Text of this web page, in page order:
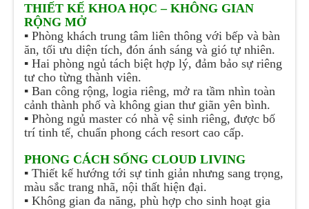
THIẾT KẾ KHOA HỌC – KHÔNG GIAN
RỘNG MỞ
▪️Phòng khách trung tâm liên thông với bếp và bàn
ăn, tối ưu diện tích, đón ánh sáng và gió tự nhiên.
▪️Hai phòng ngủ tách biệt hợp lý, đảm bảo sự riêng
tư cho từng thành viên.
▪️Ban công rộng, logia riêng, mở ra tầm nhìn toàn
cảnh thành phố và không gian thư giãn yên bình.
▪️Phòng ngủ master có nhà vệ sinh riêng, được bố
trí tinh tế, chuẩn phong cách resort cao cấp.
PHONG CÁCH SỐNG CLOUD LIVING
▪️Thiết kế hướng tới sự tinh giản nhưng sang trọng,
màu sắc trang nhã, nội thất hiện đại.
▪️Không gian đa năng, phù hợp cho sinh hoạt gia